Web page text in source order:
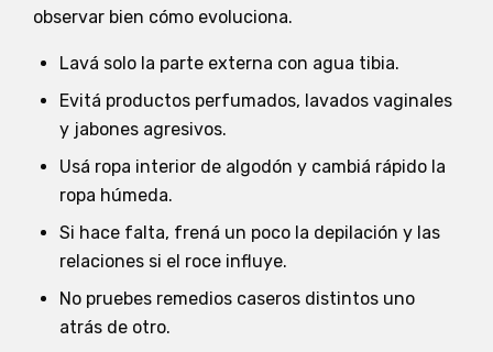
observar bien cómo evoluciona.
Lavá solo la parte externa con agua tibia.
Evitá productos perfumados, lavados vaginales
y jabones agresivos.
Usá ropa interior de algodón y cambiá rápido la
ropa húmeda.
Si hace falta, frená un poco la depilación y las
relaciones si el roce influye.
No pruebes remedios caseros distintos uno
atrás de otro.